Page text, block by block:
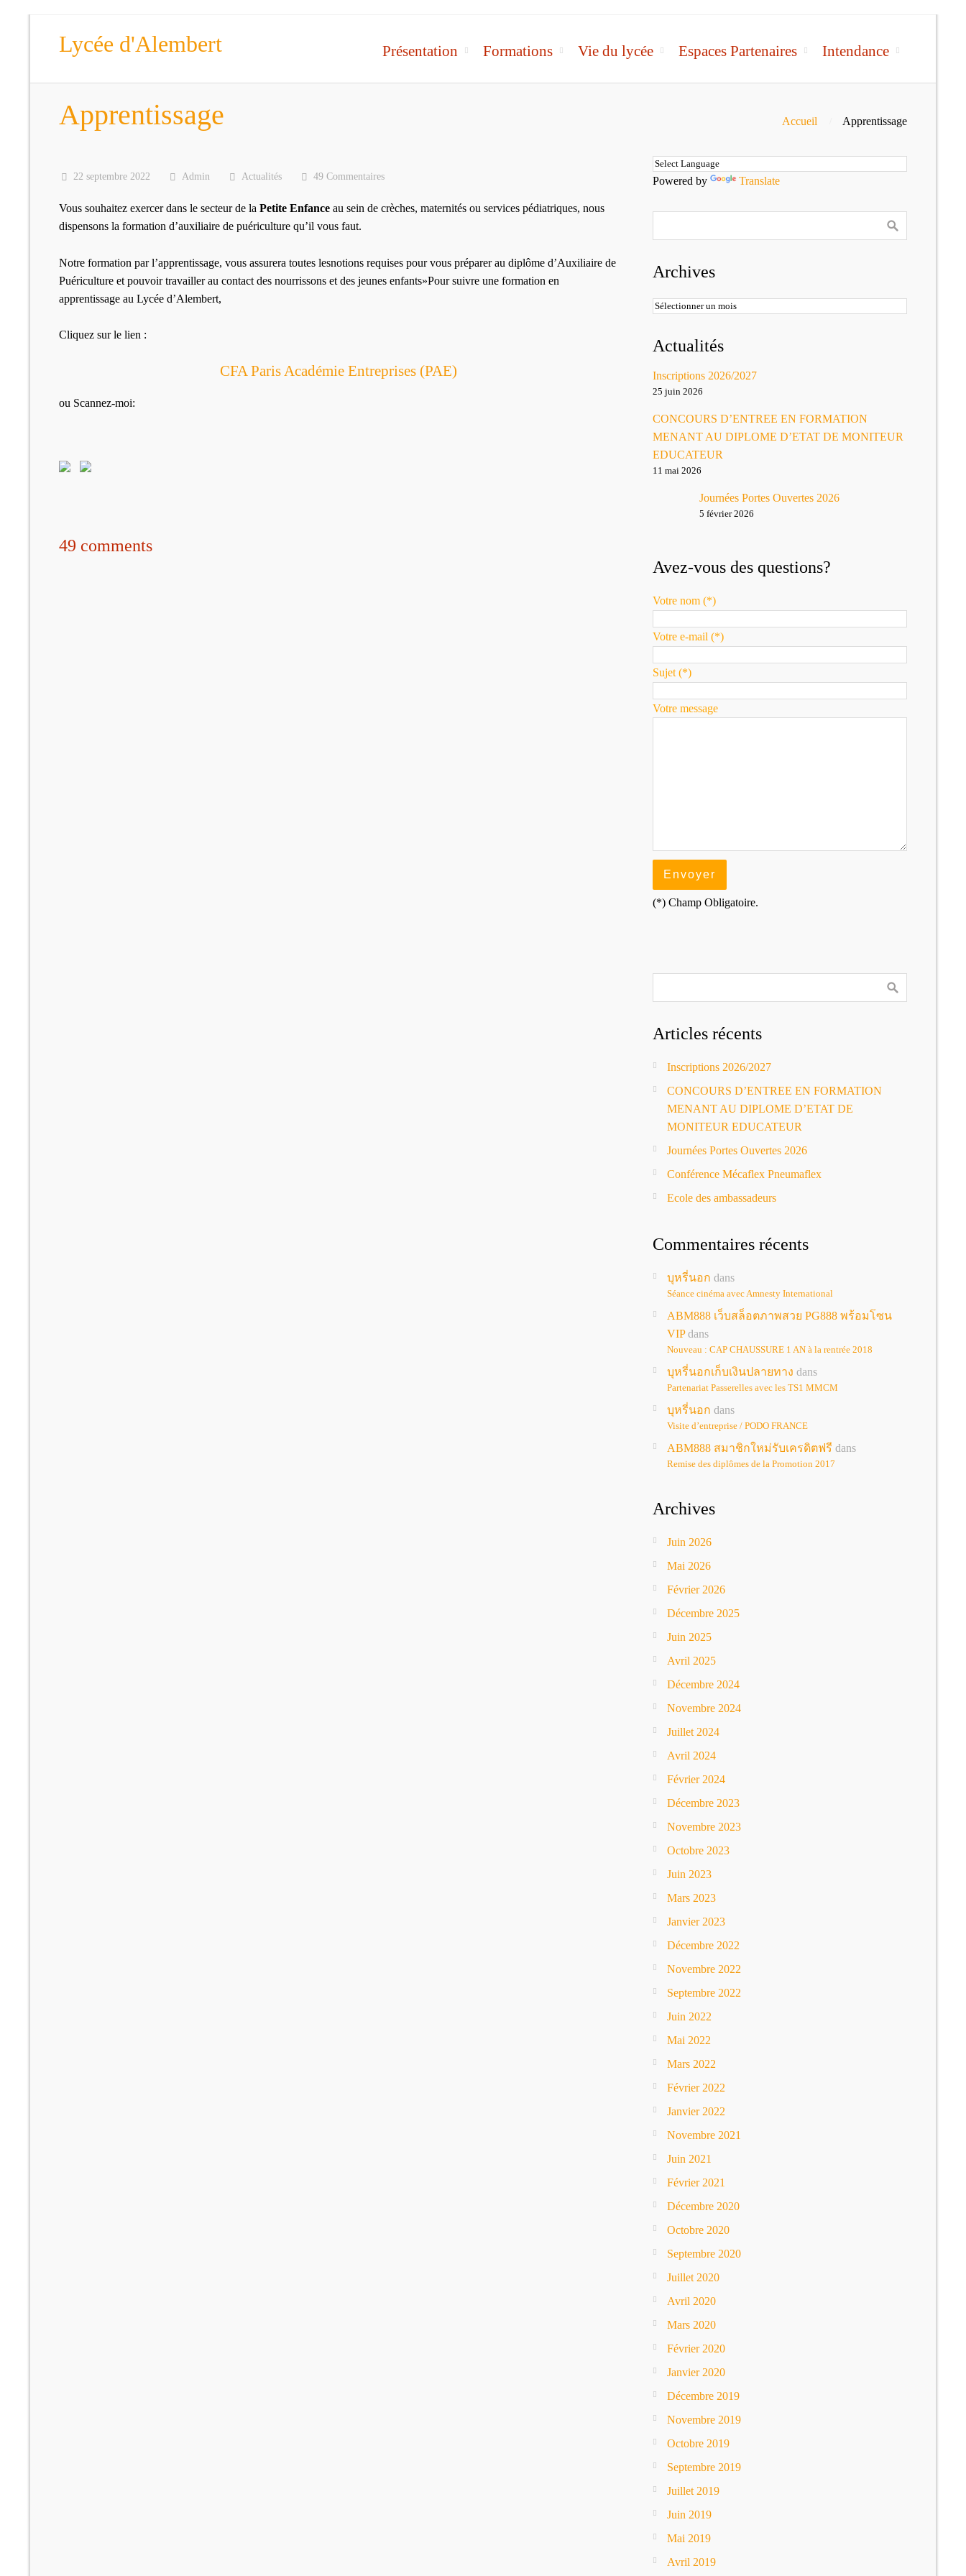
Lycée d'Alembert Présentation Formations Vie du lycée Espaces Partenaires Intendance
Apprentissage Accueil Apprentissage
22 septembre 2022 Admin Actualités 49 Commentaires
Vous souhaitez exercer dans le secteur de la Petite Enfance au sein de crèches, maternités ou services pédiatriques, nous
dispensons la formation d’auxiliaire de puériculture qu’il vous faut.
Notre formation par l’apprentissage, vous assurera toutes lesnotions requises pour vous préparer au diplôme d’Auxiliaire de
Puériculture et pouvoir travailler au contact des nourrissons et des jeunes enfants»Pour suivre une formation en
apprentissage au Lycée d’Alembert,
Cliquez sur le lien :
CFA Paris Académie Entreprises (PAE)
ou Scannez-moi:
49 comments
Powered by Translate
Archives
Archives
Actualités
Inscriptions 2026/2027
25 juin 2026
CONCOURS D’ENTREE EN FORMATION
MENANT AU DIPLOME D’ETAT DE MONITEUR
EDUCATEUR
11 mai 2026
Journées Portes Ouvertes 2026
5 février 2026
Avez-vous des questions?
Votre nom (*)
Votre e-mail (*)
Sujet (*)
Votre message
(*) Champ Obligatoire.
Articles récents
Inscriptions 2026/2027
CONCOURS D’ENTREE EN FORMATION
MENANT AU DIPLOME D’ETAT DE
MONITEUR EDUCATEUR
Journées Portes Ouvertes 2026
Conférence Mécaflex Pneumaflex
Ecole des ambassadeurs
Commentaires récents
บุหรี่นอก dans
Séance cinéma avec Amnesty International
ABM888 เว็บสล็อตภาพสวย PG888 พร้อมโซน
VIPdans
Nouveau : CAP CHAUSSURE 1 AN à la rentrée 2018
บุหรี่นอกเก็บเงินปลายทาง dans
Partenariat Passerelles avec les TS1 MMCM
บุหรี่นอก dans
Visite d’entreprise / PODO FRANCE
ABM888 สมาชิกใหม่รับเครดิตฟรี dans
Remise des diplômes de la Promotion 2017
Archives
Juin 2026
Mai 2026
Février 2026
Décembre 2025
Juin 2025
Avril 2025
Décembre 2024
Novembre 2024
Juillet 2024
Avril 2024
Février 2024
Décembre 2023
Novembre 2023
Octobre 2023
Juin 2023
Mars 2023
Janvier 2023
Décembre 2022
Novembre 2022
Septembre 2022
Juin 2022
Mai 2022
Mars 2022
Février 2022
Janvier 2022
Novembre 2021
Juin 2021
Février 2021
Décembre 2020
Octobre 2020
Septembre 2020
Juillet 2020
Avril 2020
Mars 2020
Février 2020
Janvier 2020
Décembre 2019
Novembre 2019
Octobre 2019
Septembre 2019
Juillet 2019
Juin 2019
Mai 2019
Avril 2019